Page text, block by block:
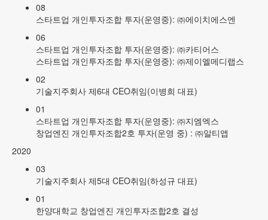
08
스타트업 개인투자조합 투자(운영중): ㈜에이치에스엔
06
스타트업 개인투자조합 투자(운영중): ㈜카티어스
스타트업 개인투자조합 투자(운영중): ㈜제이엘메디랩스
02
기술지주회사 제6대 CEO취임(이병희 대표)
01
스타트업 개인투자조합 투자(운영중): ㈜지엠엑스
창업엔진 개인투자조합2호 투자(운영 중) : ㈜알티앱
2020
03
기술지주회사 제5대 CEO취임(하성규 대표)
01
한양대학교 창업엔진 개인투자조합2호 결성